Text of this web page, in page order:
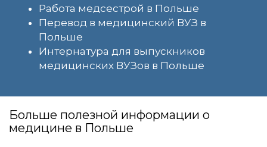
Работа медсестрой в Польше
Перевод в медицинский ВУЗ в
Польше
Интернатура для выпускников
медицинских ВУЗов в Польше
Больше полезной информации о
медицине в Польше